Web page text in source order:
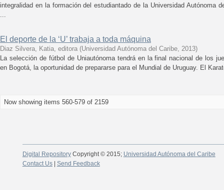
integralidad en la formación del estudiantado de la Universidad Autónoma
...
El deporte de la ‘U’ trabaja a toda máquina
Diaz Silvera, Katia, editora (Universidad Autónoma del Caribe, 2013)
La selección de fútbol de Uniautónoma tendrá en la final nacional de los
en Bogotá, la oportunidad de prepararse para el Mundial de Uruguay. El
Now showing items 560-579 of 2159
Digital RepositoryCopyright © 2015; Universidad Autónoma del Caribe
Contact Us| Send Feedback